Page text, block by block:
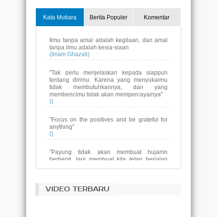
Kata Mutiara Berita Populer Komentar
Ilmu tanpa amal adalah kegilaan, dan amal
tanpa ilmu adalah kesia-siaan
(Imam Ghazali)
tentang dirimu. Karena yang menyukaimu
tidak membutuhkannya, dan yang
membencimu tidak akan mempercayainya"
()
anything"
()
berhenti, tapi membuat kita tetap berjalan
melewatinya sampai ke tujuan.
()
VIDEO TERBARU